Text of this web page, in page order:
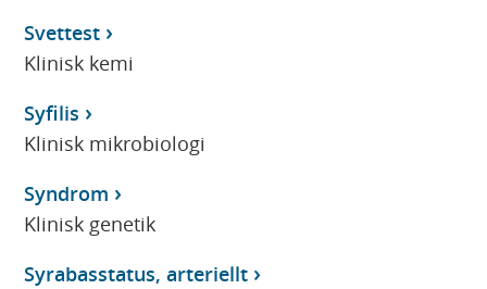
Svettest
Klinisk kemi
Syfilis
Klinisk mikrobiologi
Syndrom
Klinisk genetik
Syrabasstatus, arteriellt